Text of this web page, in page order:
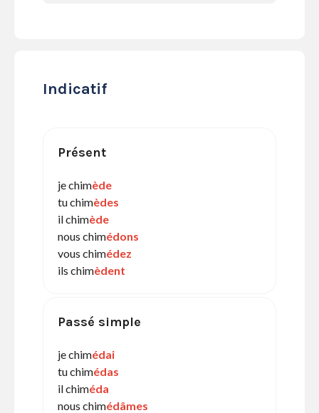
Indicatif
Présent
je chimède
tu chimèdes
il chimède
nous chimédons
vous chimédez
ils chimèdent
Passé simple
je chimédai
tu chimédas
il chiméda
nous chimédâmes